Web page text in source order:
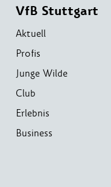
VfB Stuttgart
Aktuell
Profis
Junge Wilde
Club
Erlebnis
Business